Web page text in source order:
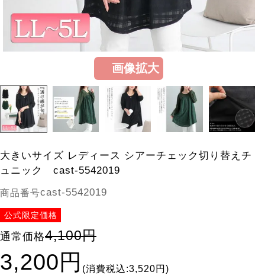
大きいサイズ レディース シアーチェック切り替えチ
ュニック cast-5542019
商品番号cast-5542019
公式限定価格
通常価格4,100円
3,200円 (消費税込:3,520円)
画像拡大